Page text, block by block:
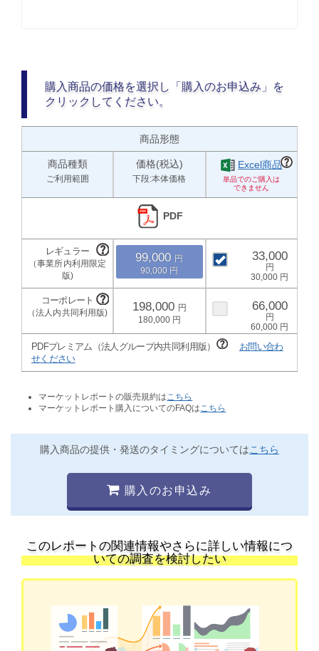
購入商品の価格を選択し「購入のお申込み」を
クリックしてください。
商品形態
商品種類
ご利用範囲
価格(税込)
下段:本体価格
Excel商品
PDF
99,000
90,000
33,000
30,000
198,000
180,000
66,000
60,000
PDFプレミアム（法人グループ内共同利用版）
お問い合わ
せください
マーケットレポートの販売規約は こちら
マーケットレポート購入についてのFAQは こちら
購入商品の提供・発送のタイミングについてはこちら
購入のお申込み
このレポートの関連情報やさらに詳しい情報につ
いての調査を検討したい